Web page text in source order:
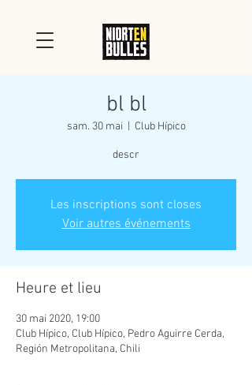
bl bl
sam. 30 mai Club Hípico
descr
Les inscriptions sont closes
Voir autres événements
Heure et lieu
30 mai 2020, 19:00
Club Hípico, Club Hípico, Pedro Aguirre Cerda,
Región Metropolitana, Chili